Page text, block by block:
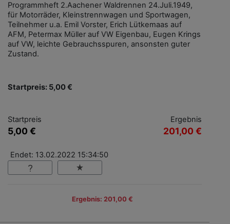
Programmheft 2.Aachener Waldrennen 24.Juli.1949,
für Motorräder, Kleinstrennwagen und Sportwagen,
Teilnehmer u.a. Emil Vorster, Erich Lütkemaas auf
AFM, Petermax Müller auf VW Eigenbau, Eugen Krings
auf VW, leichte Gebrauchsspuren, ansonsten guter
Zustand.
Startpreis: 5,00 €
Startpreis
5,00 €
Ergebnis
201,00 €
Endet: 13.02.2022 15:34:50
Ergebnis: 201,00 €